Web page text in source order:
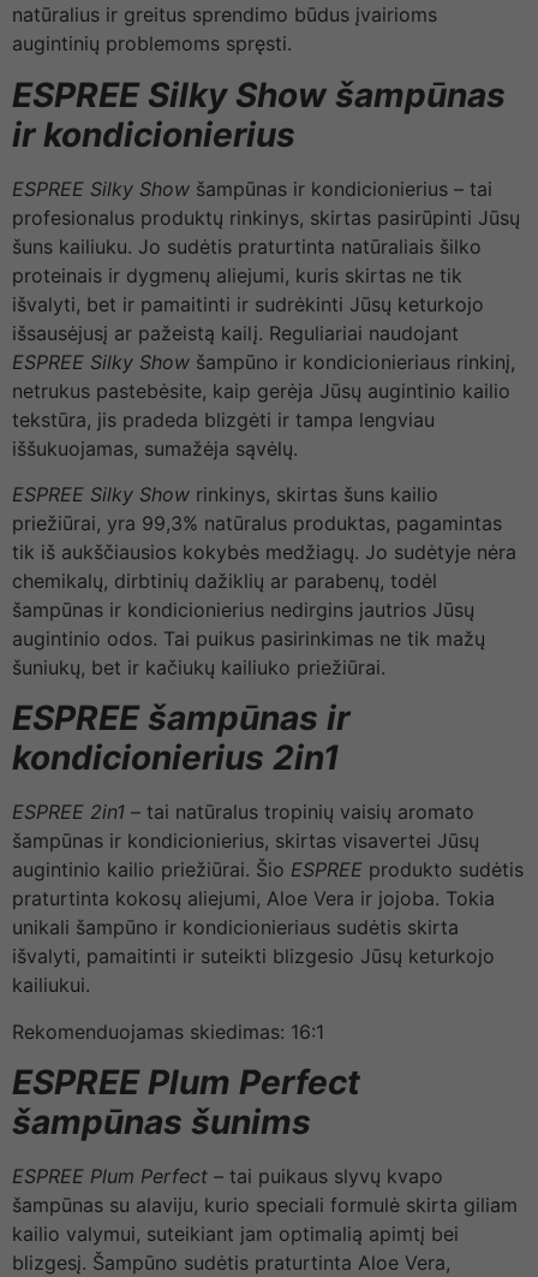
natūralius ir greitus sprendimo būdus įvairioms
augintinių problemoms spręsti.
ESPREE Silky Show šampūnas
ir kondicionierius
ESPREE Silky Show šampūnas ir kondicionierius – tai
profesionalus produktų rinkinys, skirtas pasirūpinti Jūsų
šuns kailiuku. Jo sudėtis praturtinta natūraliais šilko
proteinais ir dygmenų aliejumi, kuris skirtas ne tik
išvalyti, bet ir pamaitinti ir sudrėkinti Jūsų keturkojo
išsausėjusį ar pažeistą kailį. Reguliariai naudojant
ESPREE Silky Show šampūno ir kondicionieriaus rinkinį,
netrukus pastebėsite, kaip gerėja Jūsų augintinio kailio
tekstūra, jis pradeda blizgėti ir tampa lengviau
iššukuojamas, sumažėja sąvėlų.
ESPREE Silky Show rinkinys, skirtas šuns kailio
priežiūrai, yra 99,3% natūralus produktas, pagamintas
tik iš aukščiausios kokybės medžiagų. Jo sudėtyje nėra
chemikalų, dirbtinių dažiklių ar parabenų, todėl
šampūnas ir kondicionierius nedirgins jautrios Jūsų
augintinio odos. Tai puikus pasirinkimas ne tik mažų
šuniukų, bet ir kačiukų kailiuko priežiūrai.
ESPREEšampūnas ir
kondicionierius 2in1
ESPREE 2in1 – tai natūralus tropinių vaisių aromato
šampūnas ir kondicionierius, skirtas visavertei Jūsų
augintinio kailio priežiūrai. Šio ESPREE produkto sudėtis
praturtinta kokosų aliejumi, Aloe Vera ir jojoba. Tokia
unikali šampūno ir kondicionieriaus sudėtis skirta
išvalyti, pamaitinti ir suteikti blizgesio Jūsų keturkojo
kailiukui.
Rekomenduojamas skiedimas: 16:1
ESPREE Plum Perfect
šampūnas šunims
ESPREE Plum Perfect – tai puikaus slyvų kvapo
šampūnas su alaviju, kurio speciali formulė skirta giliam
kailio valymui, suteikiant jam optimalią apimtį bei
blizgesį. Šampūno sudėtis praturtinta Aloe Vera,